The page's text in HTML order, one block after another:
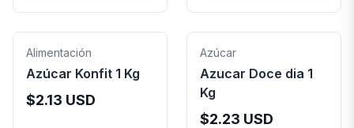
Alimentación
Azúcar Konfit 1 Kg
$2.13 USD
Azúcar
Azucar Doce dia 1
Kg
$2.23 USD